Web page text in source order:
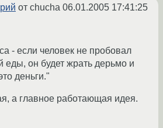
от chucha 06.01.2005 17:41:25
- если человек не пробовал
еды, он будет жрать дерьмо и
деньги."
а главное работающая идея.